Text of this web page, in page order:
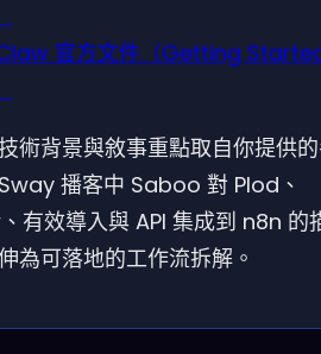
官方文件（Getting
術背景與敘事重點取自你提供
播客中 Saboo 對 Plod、
有效導入與 API 集成到 n8n 的
為可落地的工作流拆解。